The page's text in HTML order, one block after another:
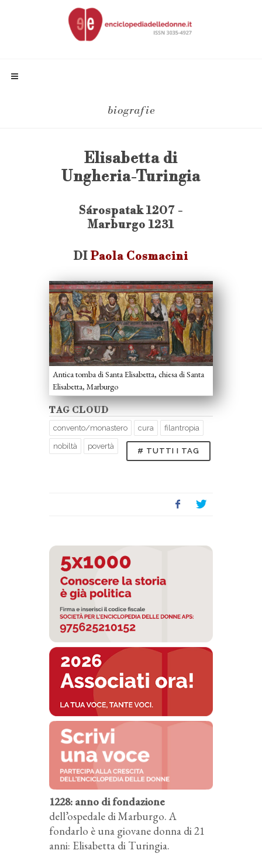
biografie
Elisabetta di
Ungheria-Turingia
Sárospatak 1207 -
Marburgo 1231
DI Paola Cosmacini
Antica tomba di Santa Elisabetta, chiesa di Santa
Elisabetta, Marburgo
TAG CLOUD
convento/monastero cura filantropia
nobiltà povertà
# TUTTI I TAG
1228: anno di fondazione
dell’ospedale di Marburgo. A
fondarlo è una giovane donna di 21
anni: Elisabetta di Turingia.